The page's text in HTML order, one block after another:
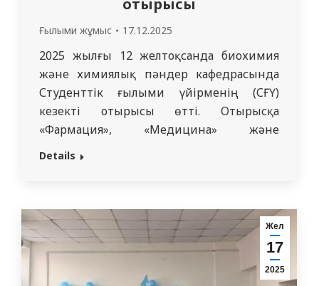
Ғылыми жұмыс 17.12.2025
2025 жылғы 12 желтоқсанда биохимия
және химиялық пәндер кафедрасында
Студенттік ғылыми үйірменің (СҒҮ)
кезекті отырысы өтті. Отырысқа
«Фармация», «Медицина» және
«Стоматология» мамандықтарының білім
зерттеу жұмыстарының өзекті
бағыттарын талқылау, студенттік
ғылыми үйірме жұмысының аралық
қорытындыларын шығару және алдағы
Details
Жел
17
2025